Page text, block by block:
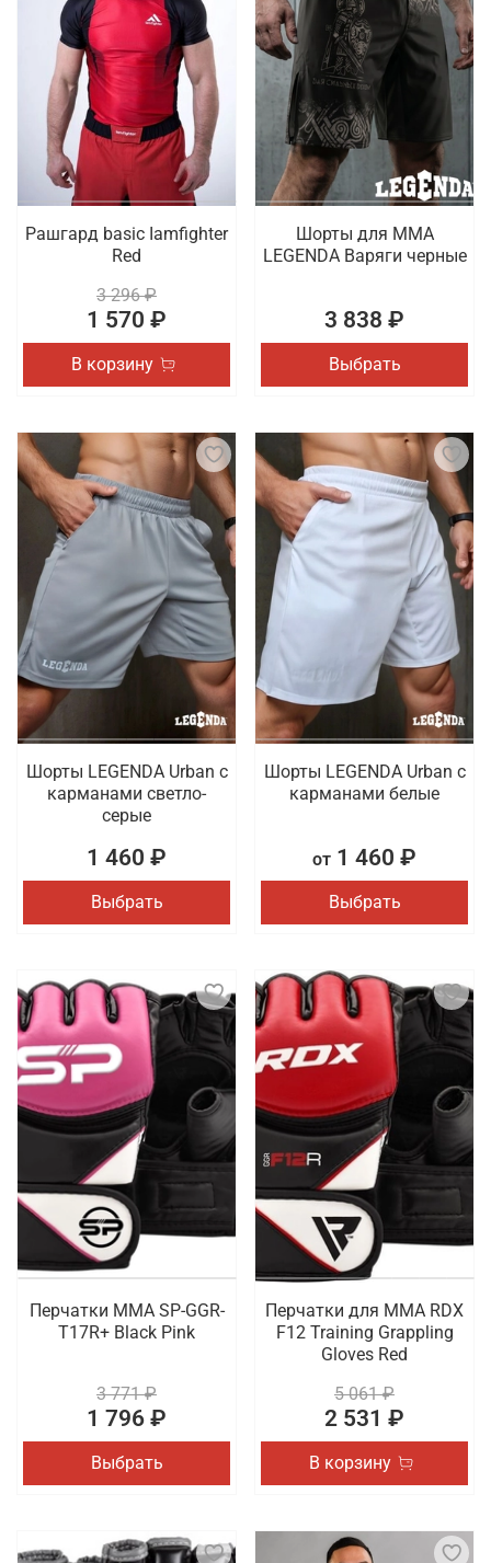
Рашгард basic Iamfighter
Red
3 296 ₽
1 570 ₽
В корзину
Шорты для MMA
LEGENDA Варяги черные
3 838 ₽
Выбрать
Шорты LEGENDA Urban c
карманами светло-
серые
1 460 ₽
Выбрать
Шорты LEGENDA Urban c
карманами белые
от 1 460 ₽
Выбрать
Перчатки MMA SP-GGR-
T17R+ Black Pink
3 771 ₽
1 796 ₽
Выбрать
Перчатки для MMA RDX
F12 Training Grappling
Gloves Red
5 061 ₽
2 531 ₽
В корзину